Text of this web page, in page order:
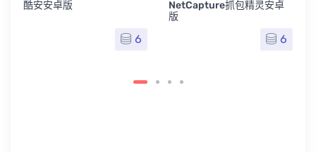
酷安安卓版
6
NetCapture抓包精灵安卓
版
6